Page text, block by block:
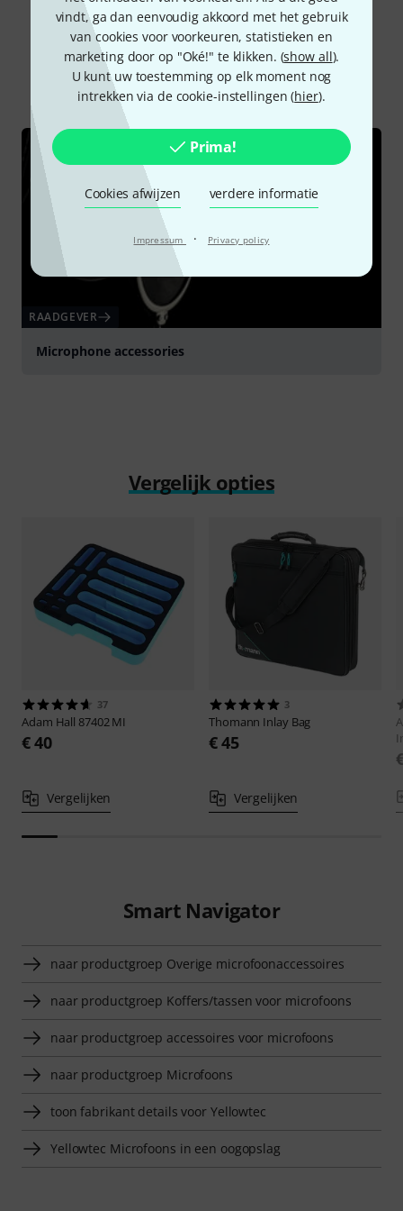
vindt, ga dan eenvoudig akkoord met het gebruik
van cookies voor voorkeuren, statistieken en
marketing door op "Oké!" te klikken. (show all).
U kunt uw toestemming op elk moment nog
intrekken via de cookie-instellingen (hier).
Prima!
Cookies afwijzen verdere informatie
Impressum · Privacy policy
Wist u?
Alle Online Raadgever
RAADGEVER
Microphone accessories
Vergelijk opties
37
Adam Hall 87402 MI
€ 40
Vergelijken
3
Thomann Inlay Bag
€ 45
Vergelijken
Smart Navigator
naar productgroep Overige microfoonaccessoires
naar productgroep Koffers/tassen voor microfoons
naar productgroep accessoires voor microfoons
naar productgroep Microfoons
toon fabrikant details voor Yellowtec
Yellowtec Microfoons in een oogopslag